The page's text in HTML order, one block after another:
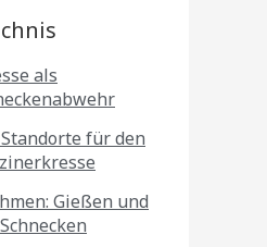
als
für den
Gießen und